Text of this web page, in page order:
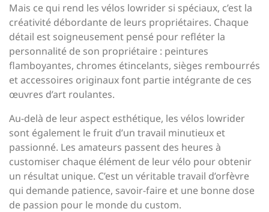
Mais ce qui rend les vélos lowrider si spéciaux, c’est la
créativité débordante de leurs propriétaires. Chaque
détail est soigneusement pensé pour refléter la
personnalité de son propriétaire : peintures
flamboyantes, chromes étincelants, sièges rembourrés
et accessoires originaux font partie intégrante de ces
œuvres d’art roulantes.
Au-delà de leur aspect esthétique, les vélos lowrider
sont également le fruit d’un travail minutieux et
passionné. Les amateurs passent des heures à
customiser chaque élément de leur vélo pour obtenir
un résultat unique. C’est un véritable travail d’orfèvre
qui demande patience, savoir-faire et une bonne dose
de passion pour le monde du custom.